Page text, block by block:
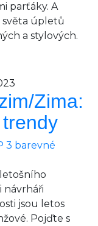
parťáky. A
světa úpletů
a stylových.
Zima:
návrháři
jsou letos
Pojďte s